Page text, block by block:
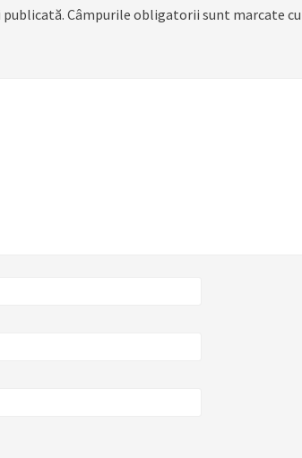
publicată. Câmpurile obligatorii sunt marcate cu